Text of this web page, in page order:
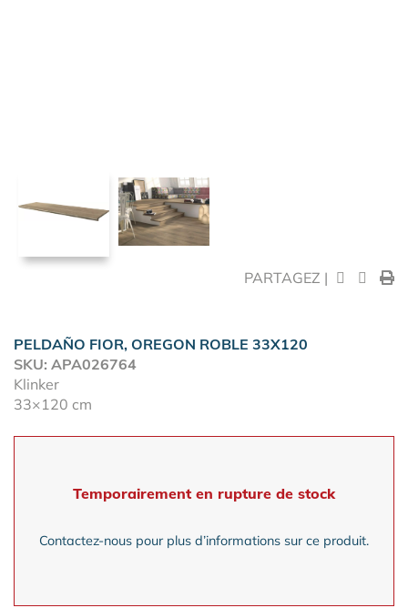
PARTAGEZ |
PELDAÑO FIOR, OREGON ROBLE 33X120
SKU: APA026764
Klinker
33×120 cm
Temporairement en rupture de stock
Contactez-nous pour plus d’informations sur ce produit.